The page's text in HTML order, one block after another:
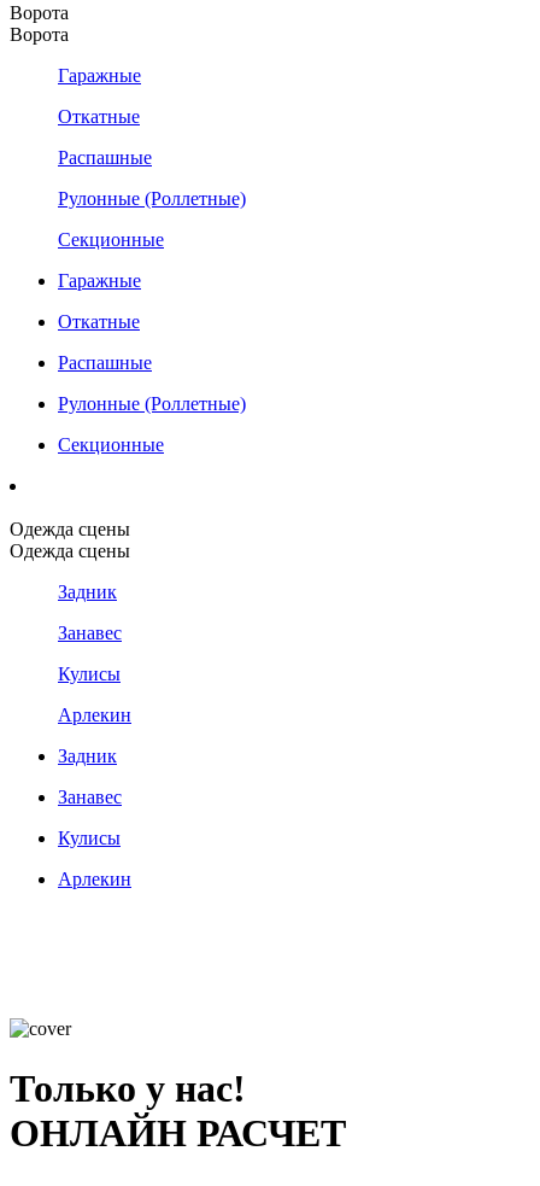
Ворота
Ворота
Гаражные
Откатные
Распашные
Рулонные (Роллетные)
Секционные
Гаражные
Откатные
Распашные
Рулонные (Роллетные)
Секционные
Одежда сцены
Одежда сцены
Задник
Занавес
Кулисы
Арлекин
Задник
Занавес
Кулисы
Арлекин
Только у нас!
ОНЛАЙН РАСЧЕТ